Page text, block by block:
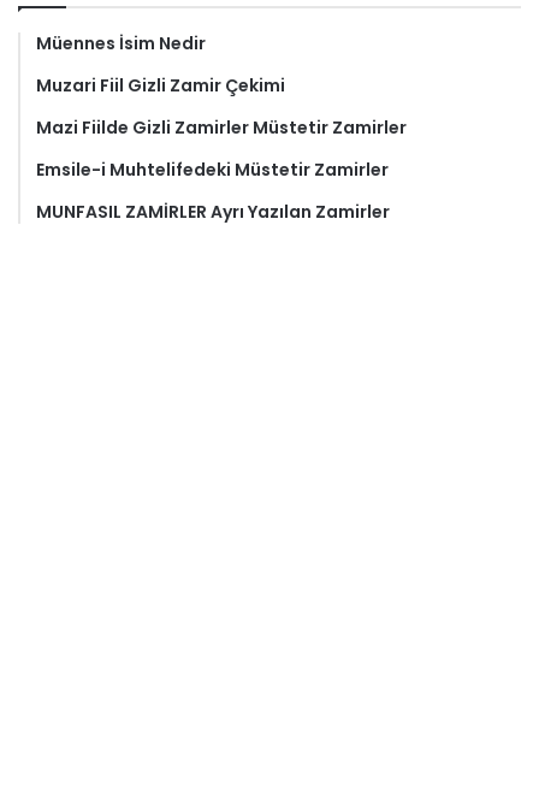
Müennes İsim Nedir
Muzari Fiil Gizli Zamir Çekimi
Mazi Fiilde Gizli Zamirler Müstetir Zamirler
Emsile-i Muhtelifedeki Müstetir Zamirler
MUNFASIL ZAMİRLER Ayrı Yazılan Zamirler